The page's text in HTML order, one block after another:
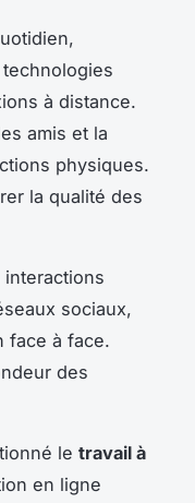
à distance.
amis et la
physiques.
la qualité des
sociaux,
face à face.
des
le travail à
en ligne